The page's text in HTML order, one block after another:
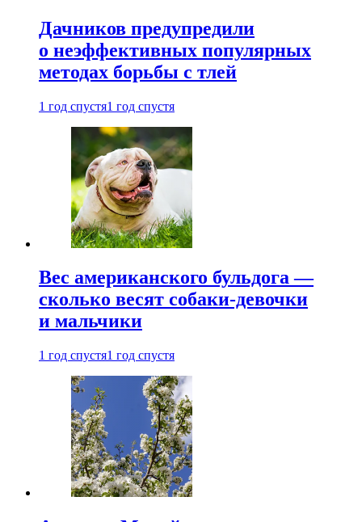
Дачников предупредили
о неэффективных популярных
методах борьбы с тлей
1 год спустя1 год спустя
Вес американского бульдога —
сколько весят собаки-девочки
и мальчики
1 год спустя1 год спустя